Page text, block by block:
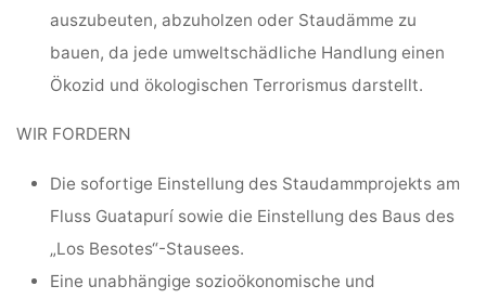
auszubeuten, abzuholzen oder Staudämme zu
bauen, da jede umweltschädliche Handlung einen
Ökozid und ökologischen Terrorismus darstellt.
WIR FORDERN
Die sofortige Einstellung des Staudammprojekts am
Fluss Guatapurí sowie die Einstellung des Baus des
„Los Besotes“-Stausees.
Eine unabhängige sozioökonomische und